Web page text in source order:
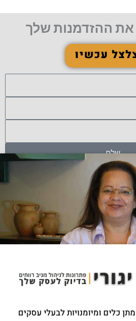
ההזדמנות שלך
עכשיו
שלח
כלים ומיומנויות לבעלי עסקים